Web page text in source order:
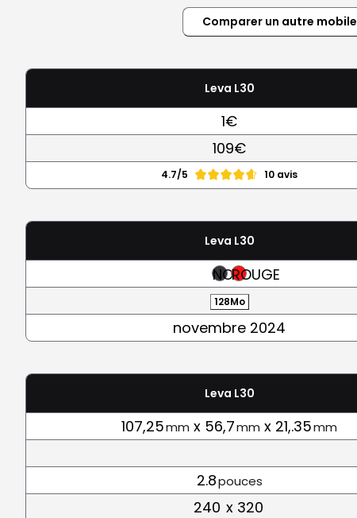
Comparer un autre mobile
Leva L30
1€
109€
4.7/5 10 avis
Leva L30
NOIRROUGE
128Mo
novembre 2024
Leva L30
107,25mm x 56,7mm x 21,.35mm
2.8pouces
240 x 320